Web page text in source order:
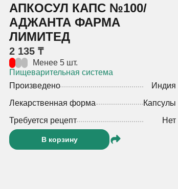
АПКОСУЛ КАПС №100/
АДЖАНТА ФАРМА
ЛИМИТЕД
2 135 ₸
Менее 5 шт.
Пищеварительная система
Произведено
Индия
Лекарственная форма
Капсулы
Требуется рецепт
Нет
В корзину